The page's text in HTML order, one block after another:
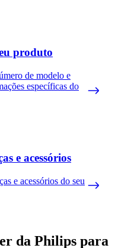
produto
de modelo e
específicas do
e acessórios
e acessórios do seu
da Philips para